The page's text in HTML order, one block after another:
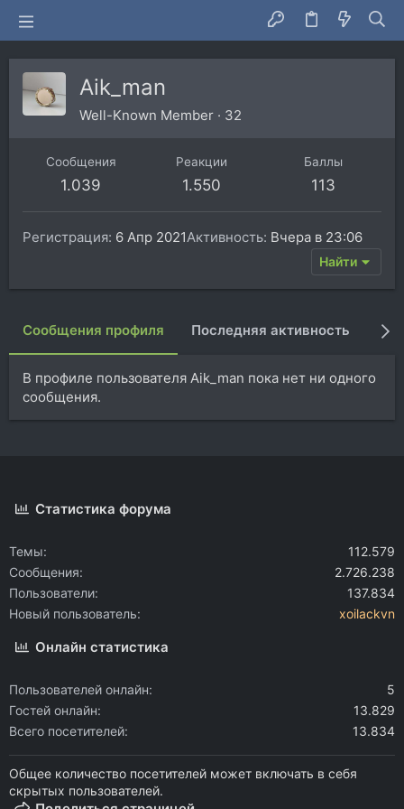
Aik_man
Well-Known Member · 32
Сообщения
1.039
Реакции
1.550
Баллы
113
Регистрация 6 Апр 2021Активность Вчера в 23:06
Найти
Сообщения профиля Последняя активность
В профиле пользователя Aik_man пока нет ни одного
сообщения.
Статистика форума
Темы
112.579
Сообщения
2.726.238
Пользователи
137.834
Новый пользователь
xoilackvn
Онлайн статистика
Пользователей онлайн
5
Гостей онлайн
13.829
Всего посетителей
13.834
Общее количество посетителей может включать в себя
скрытых пользователей.